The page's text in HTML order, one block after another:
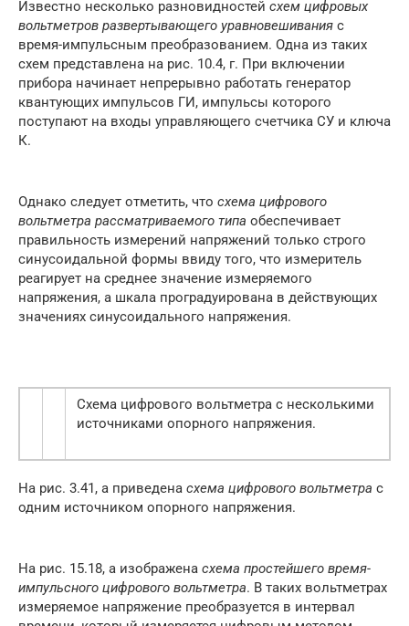
Известно несколько разновидностей схем цифровых
вольтметров развертывающего уравновешивания с
время-импульсным преобразованием. Одна из таких
схем представлена на рис. 10.4, г. При включении
прибора начинает непрерывно работать генератор
квантующих импульсов ГИ, импульсы которого
поступают на входы управляющего счетчика СУ и ключа
К.
Однако следует отметить, что схема цифрового
вольтметра рассматриваемого типа обеспечивает
правильность измерений напряжений только строго
синусоидальной формы ввиду того, что измеритель
реагирует на среднее значение измеряемого
напряжения, а шкала проградуирована в действующих
значениях синусоидального напряжения.
Схема цифрового вольтметра с несколькими
источниками опорного напряжения.
На рис. 3.41, а приведена схема цифрового вольтметра с
одним источником опорного напряжения.
На рис. 15.18, а изображена схема простейшего время-
импульсного цифрового вольтметра. В таких вольтметрах
измеряемое напряжение преобразуется в интервал